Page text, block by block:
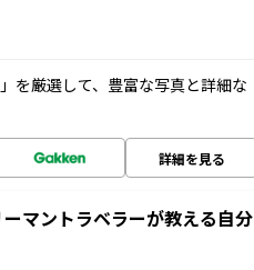
を厳選して、豊富な写真と詳細な
詳細を見る
マントラベラーが教える自分